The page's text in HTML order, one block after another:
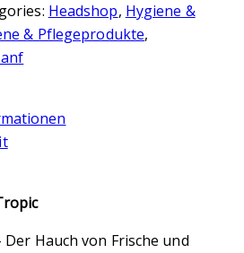
Headshop, Hygiene &
& Pflegeprodukte,
Hauch von Frische und